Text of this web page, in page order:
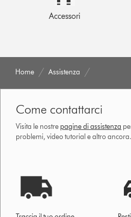
Accessori
Home Assistenza
Come contattarci
Visita le nostre pagine di assistenza
problemi, video tutorial e altro ancora.